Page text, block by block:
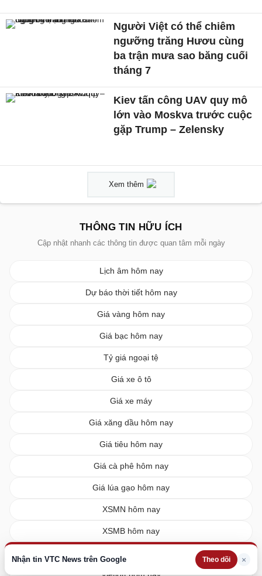
Nhận tin VTC News trên Google Theo dõi ×
Người Việt có thể chiêm
ngưỡng trăng Hươu cùng
ba trận mưa sao băng cuối
tháng 7
Kiev tấn công UAV quy mô
lớn vào Moskva trước cuộc
gặp Trump – Zelensky
Xem thêm
THÔNG TIN HỮU ÍCH
Cập nhật nhanh các thông tin được quan tâm mỗi ngày
Lịch âm hôm nay
Dự báo thời tiết hôm nay
Giá vàng hôm nay
Giá bạc hôm nay
Tỷ giá ngoại tệ
Giá xe ô tô
Giá xe máy
Giá xăng dầu hôm nay
Giá tiêu hôm nay
Giá cà phê hôm nay
Giá lúa gạo hôm nay
XSMN hôm nay
XSMB hôm nay